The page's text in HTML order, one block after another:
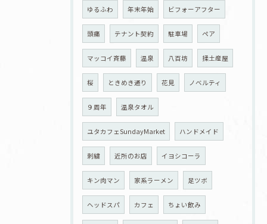
ゆるふわ 年末年始 ビフォーアフター
頭痛 テナント契約 駐車場 ペア
マッコイ斉藤 温泉 八百坊 揉土産屋
桜 ときめき通り 花見 ノベルティ
９周年 温泉タオル
ユタカフェSundayMarket ハンドメイド
刺繍 近所のお店 イヨシコーラ
キン肉マン 家系ラーメン 足ツボ
ヘッドスパ カフェ ちょい飲み